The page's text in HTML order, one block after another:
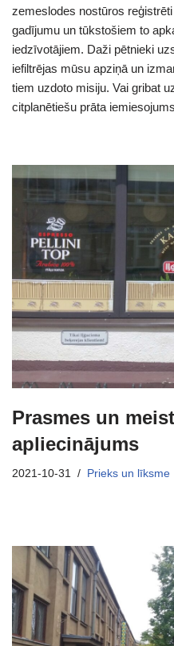
zemeslodes nostūros
gadījumu un tūkstošiem to
iedzīvotājiem. Daži pētnieki
iefiltrējas mūsu apziņā un
tiem uzdoto misiju. Vai gribat
citplanētiešu prāta
Prasmes un
apliecinājums
2021-10-31 Prieks un līksme